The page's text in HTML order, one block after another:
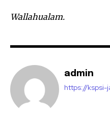
Wallahualam.
admin
https://kspsi-